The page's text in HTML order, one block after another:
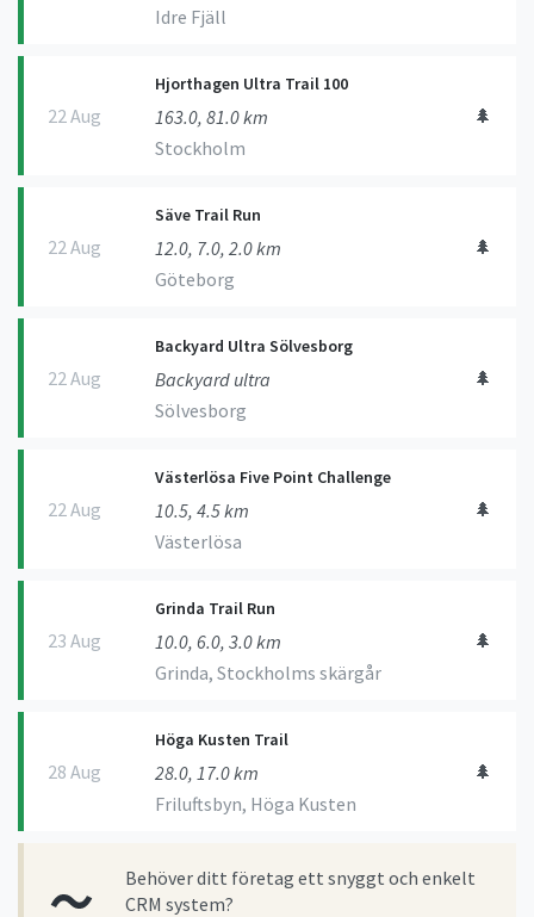
Idre Fjäll
22 Aug
Hjorthagen Ultra Trail 100
163.0, 81.0 km
Stockholm
🌲
22 Aug
Säve Trail Run
12.0, 7.0, 2.0 km
Göteborg
🌲
22 Aug
Backyard Ultra Sölvesborg
Backyard ultra
Sölvesborg
🌲
22 Aug
Västerlösa Five Point Challenge
10.5, 4.5 km
Västerlösa
🌲
23 Aug
Grinda Trail Run
10.0, 6.0, 3.0 km
Grinda, Stockholms skärgår
🌲
28 Aug
Höga Kusten Trail
28.0, 17.0 km
Friluftsbyn, Höga Kusten
🌲
Behöver ditt företag ett snyggt och enkelt
CRM system?